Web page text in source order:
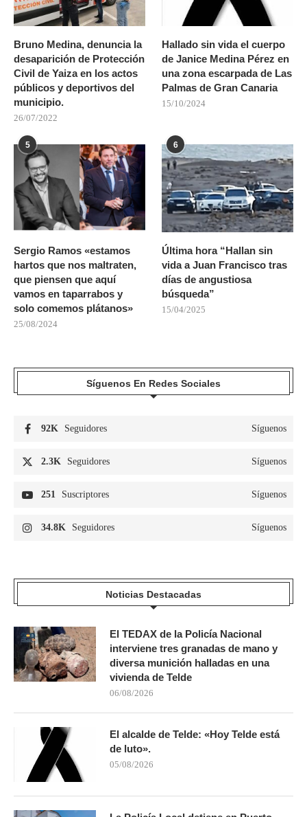
Bruno Medina, denuncia la
desaparición de Protección
Civil de Yaiza en los actos
públicos y deportivos del
municipio.
26/07/2022
Hallado sin vida el cuerpo
de Janice Medina Pérez en
una zona escarpada de Las
Palmas de Gran Canaria
15/10/2024
5
Sergio Ramos «estamos
hartos que nos maltraten,
que piensen que aquí
vamos en taparrabos y
solo comemos plátanos»
25/08/2024
6
Última hora “Hallan sin
vida a Juan Francisco tras
días de angustiosa
búsqueda”
15/04/2025
Síguenos En Redes Sociales
92K Seguidores Síguenos
2.3K Seguidores Síguenos
251 Suscriptores Síguenos
34.8K Seguidores Síguenos
Noticias Destacadas
El TEDAX de la Policía Nacional
interviene tres granadas de mano y
diversa munición halladas en una
vivienda de Telde
06/08/2026
El alcalde de Telde: «Hoy Telde está
de luto».
05/08/2026